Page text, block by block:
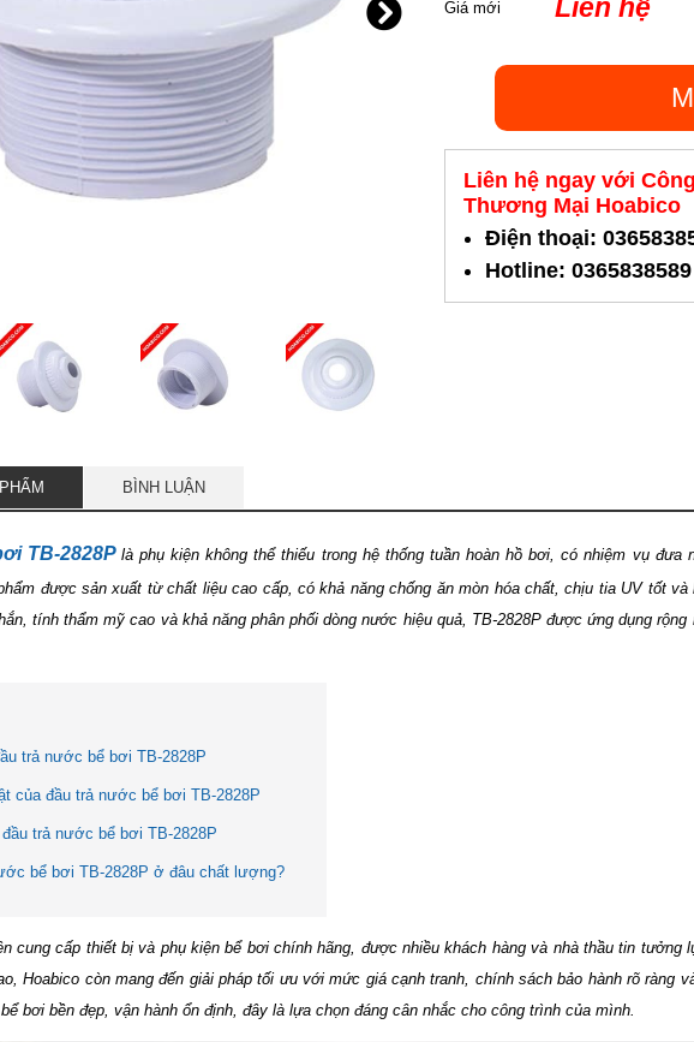
Giá mới Liên hệ
Liên hệ ngay với
Thương Mại Hoabico
Điện thoại:
Hotline: 0365838589
BÌNH LUẬN
TB-2828P là phụ kiện không thể thiếu trong hệ thống tuần hoàn hồ bơi, có nhiệm vụ
được sản xuất từ chất liệu cao cấp, có khả năng chống ăn mòn hóa chất, chịu tia UV tốt
tính thẩm mỹ cao và khả năng phân phối dòng nước hiệu quả, TB-2828P được ứng dụng
trả nước bể bơi TB-2828P
của đầu trả nước bể bơi TB-2828P
trả nước bể bơi TB-2828P
bể bơi TB-2828P ở đâu chất lượng?
cung cấp thiết bị và phụ kiện bể bơi chính hãng, được nhiều khách hàng và nhà thầu tin tưởng
Hoabico còn mang đến giải pháp tối ưu với mức giá cạnh tranh, chính sách bảo hành rõ ràng
bơi bền đẹp, vận hành ổn định, đây là lựa chọn đáng cân nhắc cho công trình của mình.